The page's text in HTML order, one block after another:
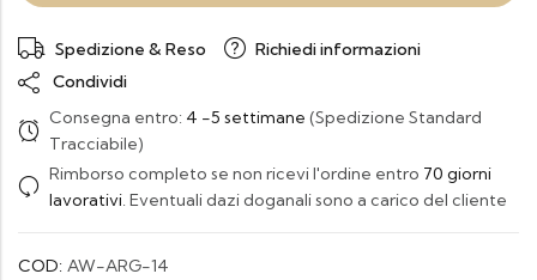
Spedizione & Reso
Richiedi informazioni
Condividi
Consegna entro: 4 -5 settimane (Spedizione Standard
Tracciabile)
Rimborso completo se non ricevi l'ordine entro 70 giorni
lavorativi. Eventuali dazi doganali sono a carico del cliente
COD: AW-ARG-14